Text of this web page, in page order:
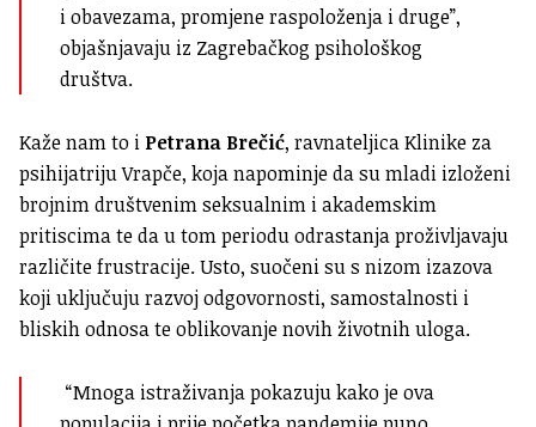
i obavezama, promjene raspoloženja i druge”,
objašnjavaju iz Zagrebačkog psihološkog
društva.
Kaže nam to i Petrana Brečić, ravnateljica Klinike za
psihijatriju Vrapče, koja napominje da su mladi izloženi
brojnim društvenim seksualnim i akademskim
pritiscima te da u tom periodu odrastanja proživljavaju
različite frustracije.Usto, suočeni su s nizom izazova
koji uključuju razvoj odgovornosti, samostalnosti i
bliskih odnosa te oblikovanje novih životnih uloga.
“Mnoga istraživanja pokazuju kako je ova